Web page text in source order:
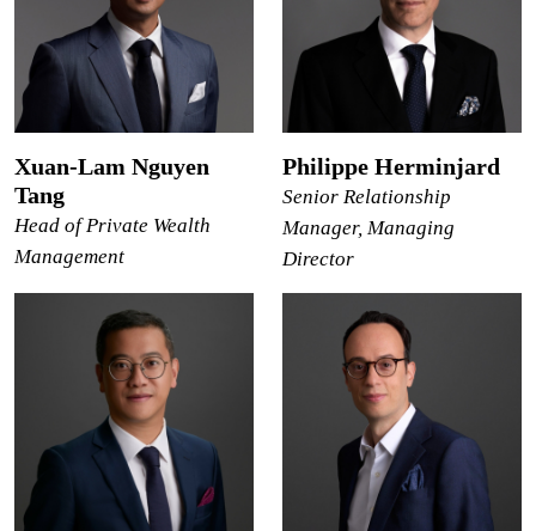
Xuan-Lam Nguyen
Tang
Head of Private Wealth
Management
Philippe Herminjard
Senior Relationship
Manager, Managing
Director